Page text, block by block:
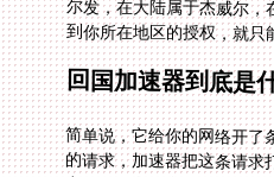
到你所在地区的授权，就只
回国加速器到底是
简单说，它给你的网络开
的请求，加速器把这条请求
点，传回它在中国的服务器
艺。爱奇艺看到的IP是北京
容放行了。这个过程听起来
录屏，只不过现在是机器
条"专线"要够快、够稳、够
为什么看剧还是卡？因为那